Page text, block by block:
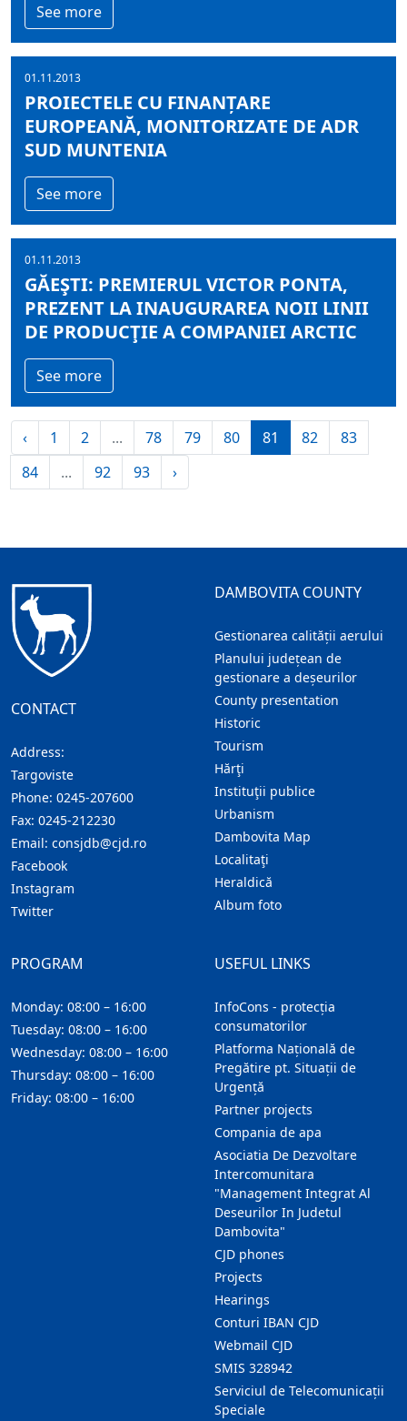
See more
01.11.2013
PROIECTELE CU FINANȚARE
EUROPEANĂ, MONITORIZATE DE ADR
SUD MUNTENIA
See more
01.11.2013
GĂEŞTI: PREMIERUL VICTOR PONTA,
PREZENT LA INAUGURAREA NOII LINII
DE PRODUCŢIE A COMPANIEI ARCTIC
See more
‹ 1 2 ... 78 79 80 81 82
83
84
... 92 93 ›
CONTACT
Address:
Targoviste
Phone: 0245-207600
Fax: 0245-212230
Email: consjdb@cjd.ro
Facebook
Instagram
Twitter
DAMBOVITA COUNTY
Gestionarea calității aerului
Planului județean de
gestionare a deșeurilor
County presentation
Historic
Tourism
Hărţi
Instituţii publice
Urbanism
Dambovita Map
Localitaţi
Heraldică
Album foto
USEFUL LINKS
InfoCons - protecția
consumatorilor
Platforma Națională de
Pregătire pt. Situații de
Urgență
Partner projects
Compania de apa
Asociatia De Dezvoltare
Intercomunitara
"Management Integrat Al
Deseurilor In Judetul
Dambovita"
CJD phones
Projects
Hearings
Conturi IBAN CJD
Webmail CJD
SMIS 328942
Serviciul de Telecomunicații
Speciale
PROGRAM
Monday: 08:00 – 16:00
Tuesday: 08:00 – 16:00
Wednesday: 08:00 – 16:00
Thursday: 08:00 – 16:00
Friday: 08:00 – 16:00